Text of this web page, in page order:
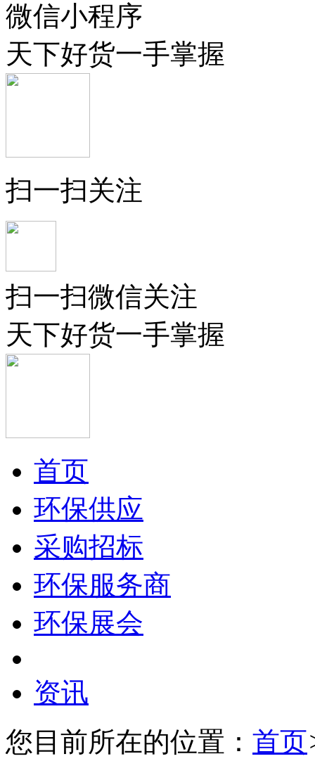
微信小程序
天下好货一手掌握
扫一扫关注
扫一扫微信关注
天下好货一手掌握
首页
环保供应
采购招标
环保服务商
环保展会
资讯
您目前所在的位置： 首页